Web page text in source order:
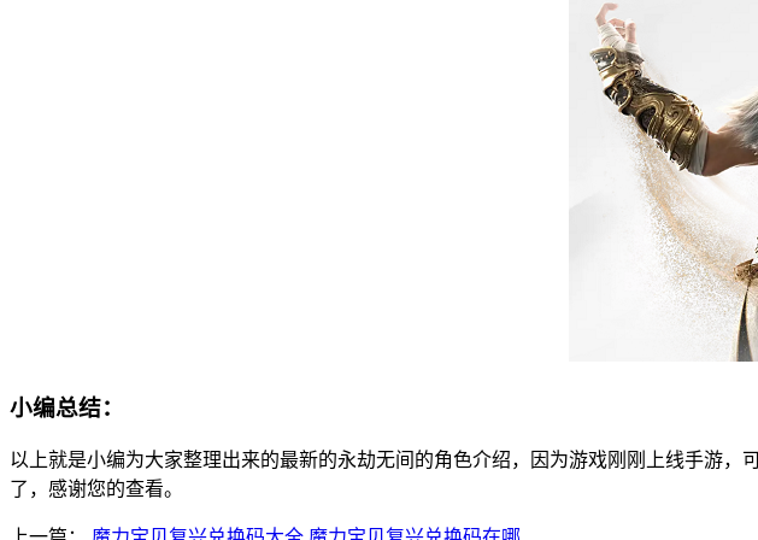
小编总结：
以上就是小编为大家整理出来的最新的永劫无间的角色介绍，因为游戏刚刚上线手游
了，感谢您的查看。